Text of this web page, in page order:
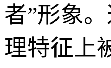
者”形象
理特征上